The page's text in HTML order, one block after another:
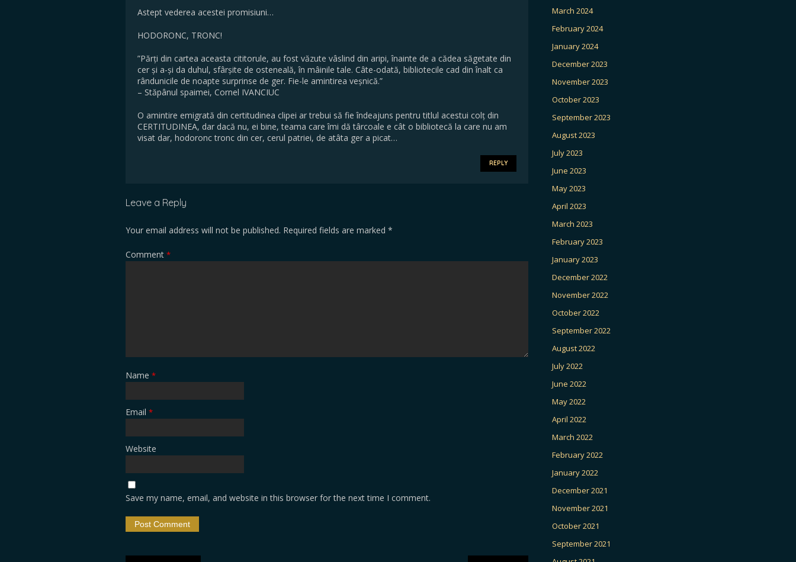
Astept vederea acestei promisiuni…
HODORONC, TRONC!
”Părți din cartea aceasta cititorule, au fost văzute vâslind din aripi, înainte de a cădea săgetate din
cer și a-și da duhul, sfârșite de osteneală, în mâinile tale. Câte-odată, bibliotecile cad din înalt ca
rândunicile de noapte surprinse de ger. Fie-le amintirea veșnică.”
– Stăpânul spaimei, Cornel IVANCIUC
O amintire emigrată din certitudinea clipei ar trebui să fie îndeajuns pentru titlul acestui colț din
CERTITUDINEA, dar dacă nu, ei bine, teama care îmi dă târcoale e cât o bibliotecă la care nu am
visat dar, hodoronc tronc din cer, cerul patriei, de atâta ger a picat…
REPLY
Leave a Reply
Your email address will not be published. Required fields are marked *
Comment *
Name *
Email *
Website
Save my name, email, and website in this browser for the next time I comment.
March 2024
February 2024
January 2024
December 2023
November 2023
October 2023
September 2023
August 2023
July 2023
June 2023
May 2023
April 2023
March 2023
February 2023
January 2023
December 2022
November 2022
October 2022
September 2022
August 2022
July 2022
June 2022
May 2022
April 2022
March 2022
February 2022
January 2022
December 2021
November 2021
October 2021
September 2021